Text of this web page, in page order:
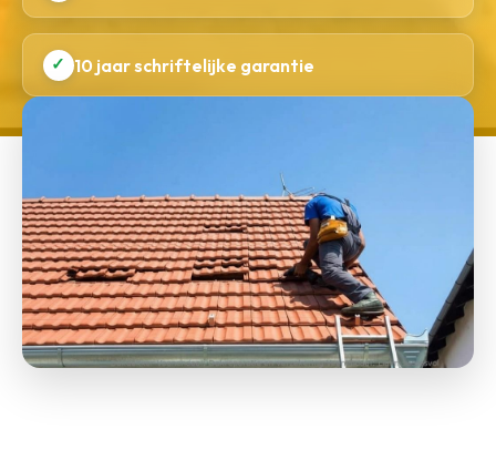
✓ 10 jaar schriftelijke garantie